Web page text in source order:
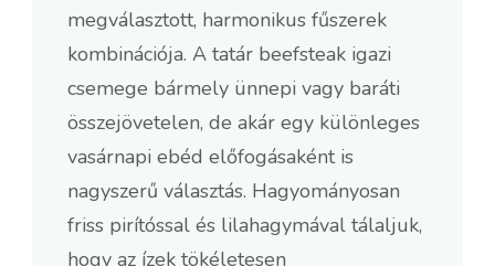
megválasztott, harmonikus fűszerek
kombinációja. A tatár beefsteak igazi
csemege bármely ünnepi vagy baráti
összejövetelen, de akár egy különleges
vasárnapi ebéd előfogásaként is
nagyszerű választás. Hagyományosan
friss pirítóssal és lilahagymával tálaljuk,
hogy az ízek tökéletesen